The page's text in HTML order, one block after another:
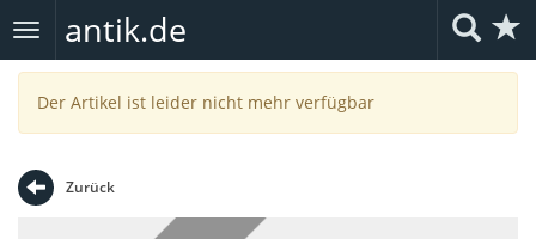
Toggle
navigation
antik.de
Der Artikel ist leider nicht mehr verfügbar
Zurück